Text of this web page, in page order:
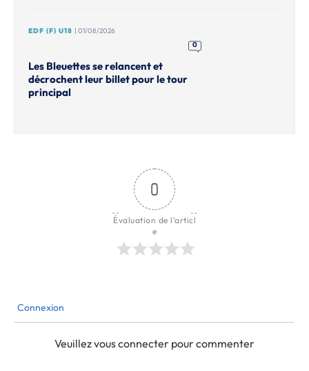
EDF (F) U18 | 01/08/2026
0
Les Bleuettes se relancent et
décrochent leur billet pour le tour
principal
0
Évaluation de l'articl
e
Connexion
Veuillez vous connecter pour commenter